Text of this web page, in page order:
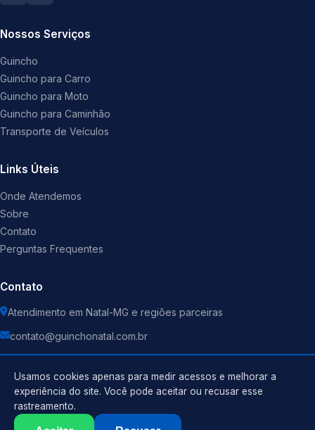
Nossos Serviços
Guincho
Guincho para Carro
Guincho para Moto
Guincho para Caminhão
Transporte de Veículos
Links Úteis
Onde Atendemos
Sobre
Contato
Perguntas Frequentes
Contato
Atendimento em Natal-MG e regiões parceiras
contato@guinchonatal.com.br
Guincho . Todos os direitos reservados.
Usamos cookies apenas para medir acessos e melhorar a
experiência do site. Você pode aceitar ou recusar esse
rastreamento.